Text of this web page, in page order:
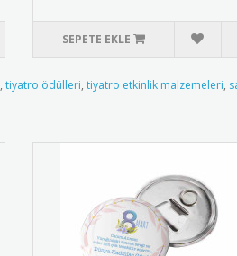
SEPETE EKLE
, tiyatro ödülleri, tiyatro etkinlik malzemeleri,